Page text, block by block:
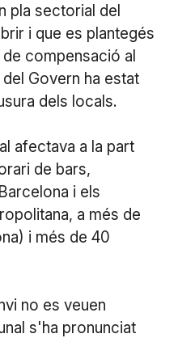
pla sectorial del
i que es plantegés
compensació al
Govern ha estat
dels locals.
afectava a la part
de bars,
i els
a més de
i més de 40
no es veuen
s'ha pronunciat